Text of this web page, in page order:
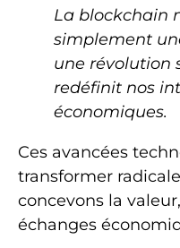
La blockchain
simplement
une révolution
redéfinit nos
économiques.
Ces avancées
transformer
concevons la
échanges